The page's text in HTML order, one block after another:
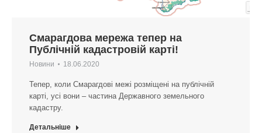
Смарагдова мережа тепер на
Публічній кадастровій карті!
Новини 18.06.2020
Тепер, коли Смарагдові межі розміщені на публічній
карті, усі вони – частина Державного земельного
кадастру.
Детальніше